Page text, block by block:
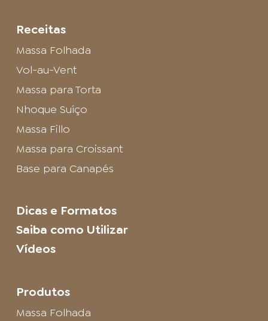
Receitas
Massa Folhada
Vol-au-Vent
Massa para Torta
Nhoque Suíço
Massa Fillo
Massa para Croissant
Base para Canapés
Dicas e Formatos
Saiba como Utilizar
Vídeos
Produtos
Massa Folhada